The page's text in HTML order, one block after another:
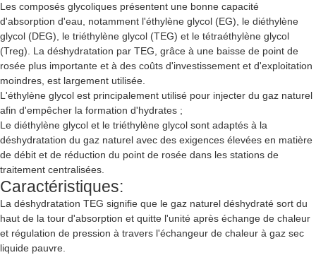
Les composés glycoliques présentent une bonne capacité
d'absorption d'eau, notamment l'éthylène glycol (EG), le diéthylène
glycol (DEG), le triéthylène glycol (TEG) et le tétraéthylène glycol
(Treg). La déshydratation par TEG, grâce à une baisse de point de
rosée plus importante et à des coûts d'investissement et d'exploitation
moindres, est largement utilisée.
L'éthylène glycol est principalement utilisé pour injecter du gaz naturel
afin d'empêcher la formation d'hydrates ;
Le diéthylène glycol et le triéthylène glycol sont adaptés à la
déshydratation du gaz naturel avec des exigences élevées en matière
de débit et de réduction du point de rosée dans les stations de
traitement centralisées.
Caractéristiques:
La déshydratation TEG signifie que le gaz naturel déshydraté sort du
haut de la tour d'absorption et quitte l'unité après échange de chaleur
et régulation de pression à travers l'échangeur de chaleur à gaz sec
liquide pauvre.